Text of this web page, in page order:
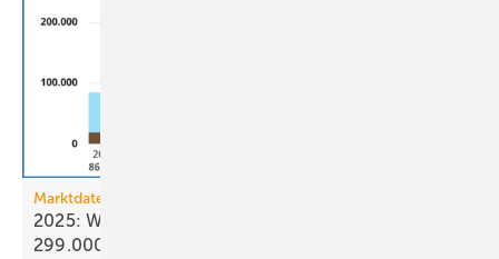
Marktdaten
2025: Wärmepumpenabsatz steigt um 55 % auf
299.000